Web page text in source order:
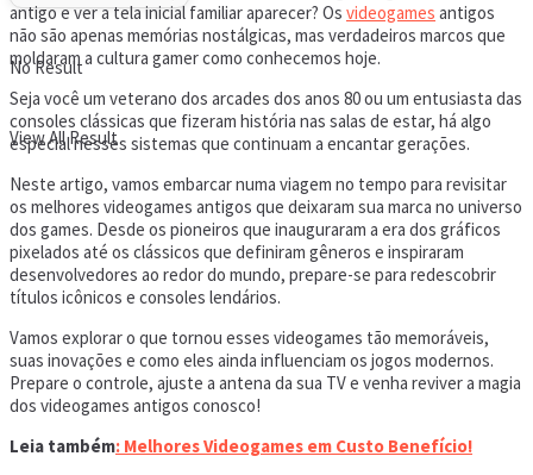
No Result
View All Result
antigo e ver a tela inicial familiar aparecer? Os videogames antigos
não são apenas memórias nostálgicas, mas verdadeiros marcos que
moldaram a cultura gamer como conhecemos hoje.
Seja você um veterano dos arcades dos anos 80 ou um entusiasta das
consoles clássicas que fizeram história nas salas de estar, há algo
especial nesses sistemas que continuam a encantar gerações.
Neste artigo, vamos embarcar numa viagem no tempo para revisitar
os melhores videogames antigos que deixaram sua marca no universo
dos games. Desde os pioneiros que inauguraram a era dos gráficos
pixelados até os clássicos que definiram gêneros e inspiraram
desenvolvedores ao redor do mundo, prepare-se para redescobrir
títulos icônicos e consoles lendários.
Vamos explorar o que tornou esses videogames tão memoráveis,
suas inovações e como eles ainda influenciam os jogos modernos.
Prepare o controle, ajuste a antena da sua TV e venha reviver a magia
dos videogames antigos conosco!
Leia também: Melhores Videogames em Custo Benefício!